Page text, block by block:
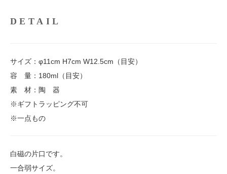
DETAIL
サイズ：φ11cm H7cm W12.5cm（目安）
容 量：180ml（目安）
素 材：陶 器
※ギフトラッピング不可
※一点もの
白磁の片口です。
一合弱サイズ。